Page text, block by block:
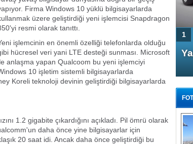
Firma Windows 10 yüklü bilgisayarlarda
üzere geliştirdiği yeni işlemcisi Snapdragon
resmi olarak tanıttı.
işlemcinin en önemli özelliği telefonlarda olduğu
hücresel veri yani LTE desteği sunması. Microsoft
anlaşma yapan Qualcoom bu yeni işlemciyi
10 işletim sistemli bilgisayarlarda
Koreli teknoloji devinin geliştirdiği bilgisayarlarda
1.2 gigabite çıkardığını açıkladı. Pil ömrü olarak
daha önce yine bilgisayarlar için
20 saat idi. Ancak daha önce geliştirdiği bu
4 Kapılı AMG GT Coupe
Türkiye'de satışa çıktı
1